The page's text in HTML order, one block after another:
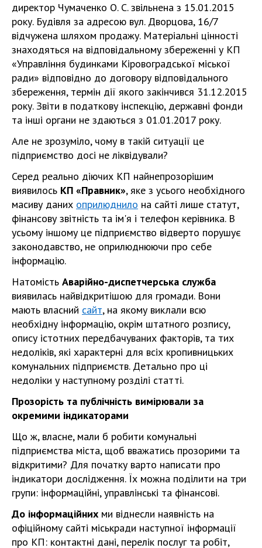
директор Чумаченко О. С. звільнена з 15.01.2015
року. Будівля за адресою вул. Дворцова, 16/7
відчужена шляхом продажу. Матеріальні цінності
знаходяться на відповідальному збереженні у КП
«Управління будинками Кіровоградської міської
ради» відповідно до договору відповідального
збереження, термін дії якого закінчився 31.12.2015
року. Звіти в податкову інспекцію, державні фонди
та інші органи не здаються з 01.01.2017 року.
Але не зрозуміло, чому в такій ситуації це
підприємство досі не ліквідували?
Серед реально діючих КП найнепрозорішим
виявилось КП «Правник», яке з усього необхідного
масиву даних оприлюднило на сайті лише статут,
фінансову звітність та ім'я і телефон керівника. В
усьому іншому це підприємство відверто порушує
законодавство, не оприлюднюючи про себе
інформацію.
Натомість Аварійно-диспетчерська служба
виявилась найвідкритішою для громади. Вони
мають власний сайт, на якому виклали всю
необхідну інформацію, окрім штатного розпису,
опису істотних передбачуваних факторів, та тих
недоліків, які характерні для всіх кропивницьких
комунальних підприємств. Детально про ці
недоліки у наступному розділі статті.
Прозорість та публічність вимірювали за
окремими індикаторами
Що ж, власне, мали б робити комунальні
підприємства міста, щоб вважатись прозорими та
відкритими? Для початку варто написати про
індикатори дослідження. Їх можна поділити на три
групи: інформаційні, управлінські та фінансові.
До інформаційних ми віднесли наявність на
офіційному сайті міськради наступної інформації
про КП: контактні дані, перелік послуг та робіт,